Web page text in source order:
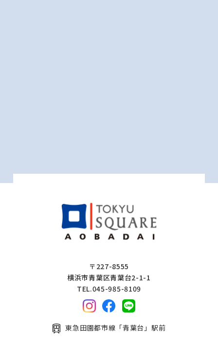
〒227-8555
横浜市青葉区青葉台2-1-1
TEL.045-985-8109
東急田園都市線「青葉台」駅前